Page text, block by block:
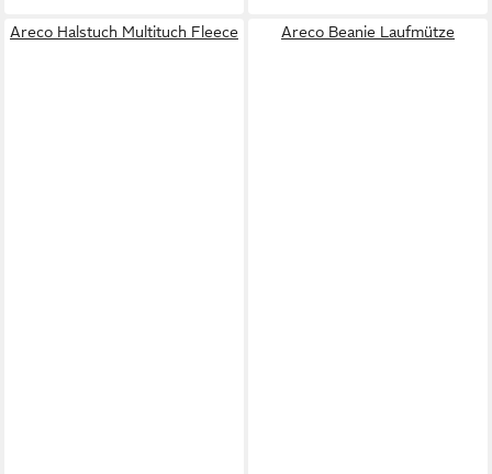
Areco Halstuch Multituch Fleece Areco Beanie Laufmütze